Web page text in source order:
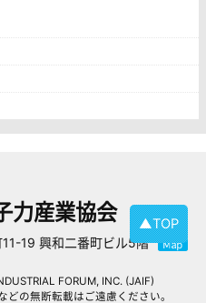
▲TOP
力産業協会
19 興和二番町ビル5階
FORUM, INC. (JAIF)
どの無断転載はご遠慮ください。